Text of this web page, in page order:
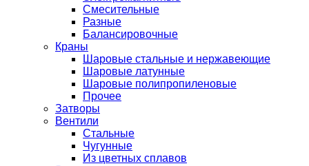
Смесительные
Разные
Балансировочные
Краны
Шаровые стальные и нержавеющие
Шаровые латунные
Шаровые полипропиленовые
Прочее
Затворы
Вентили
Стальные
Чугунные
Из цветных сплавов